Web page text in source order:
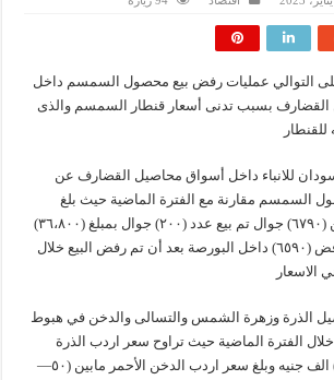
التوالي عمليات رفض بيع محصول السمسم داخل
بسبب تدنى أسعار قنطار السمسم والذى
للانباء داخل أسواق محاصيل القضارف عن
السمسم مقارنة مع الفترة الماضية حيث بلغ
الوارد ليوم امس الأثنين (٦٧٩٠) جوال تم بيع عدد (٢٠٠) جوال بمبلغ (٣٦،٨٠٠)
جنيه للقنطار فيما تم رفض (٦٥٩٠) داخل البورصة بعد أن تم رفض البيع خلال
الاسعار
الذرة وزهرة الشمس والتسالى والدخن في هبوط
خلال الفترة الماضية حيث تراوح سعر اردب الذرة
الجديد مابين (٤٤— ٤٧) الف جنيه وبلغ سعر اردب الدخن الأحمر مابين (٥٠—